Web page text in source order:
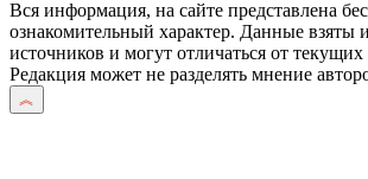
Вся информация, на сайте представлена
ознакомительный характер. Данные взяты
источников и могут отличаться от текущих
Редакция может не разделять мнение